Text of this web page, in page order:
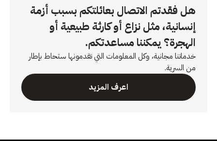
هل فقدتم الاتصال بعائلتكم بسبب أزمة
إنسانية، مثل نزاع أو كارثة طبيعية أو
الهجرة؟ يمكننا مساعدتكم.
خدماتنا مجانية، وكل المعلومات التي تقدمونها ستحاط بإطار
من السرية.
اعرف المزيد